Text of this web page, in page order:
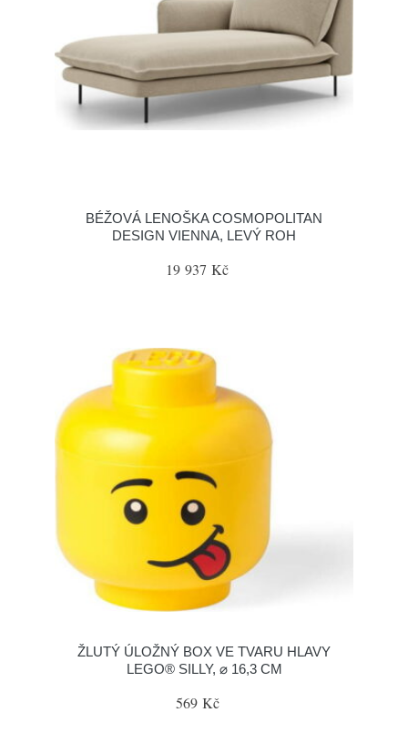
BÉŽOVÁ LENOŠKA COSMOPOLITAN
DESIGN VIENNA, LEVÝ ROH
19 937 Kč
ŽLUTÝ ÚLOŽNÝ BOX VE TVARU HLAVY
LEGO® SILLY, ⌀ 16,3 CM
569 Kč